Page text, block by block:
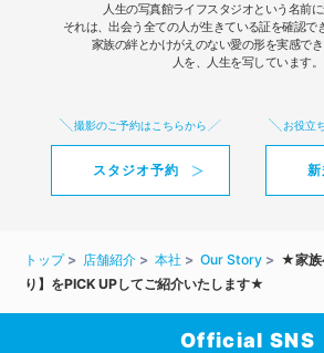
人生の写真館ライフスタジオという名前に
それは、出会う全ての人が生きている証を確認で
家族の絆とかけがえのない愛の形を実感でき
人を、人生を写しています。
撮影のご予約はこちらから
スタジオ予約
お役立
トップ 店舗紹介 本社 Our Story
★家族
り】をPICK UPしてご紹介いたします★
Official SNS